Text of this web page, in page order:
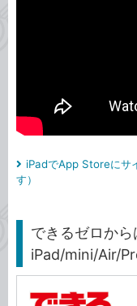
iPadでApp Storeにサ
す）
できるゼロか
iPad/mini/Air/